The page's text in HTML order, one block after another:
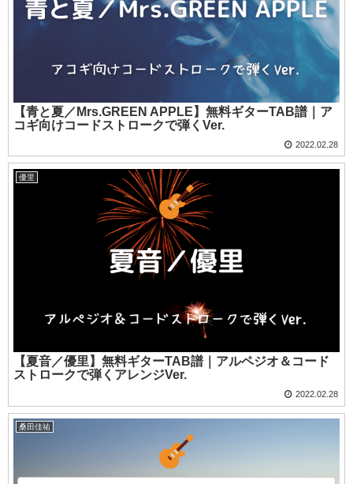
【青と夏／Mrs.GREEN APPLE】無料ギターTAB譜｜ア
コギ向けコードストロークで弾くVer.
2022.02.28
優里
【夏音／優里】無料ギターTAB譜｜アルペジオ＆コード
ストロークで弾くアレンジVer.
2022.02.28
桑田佳祐